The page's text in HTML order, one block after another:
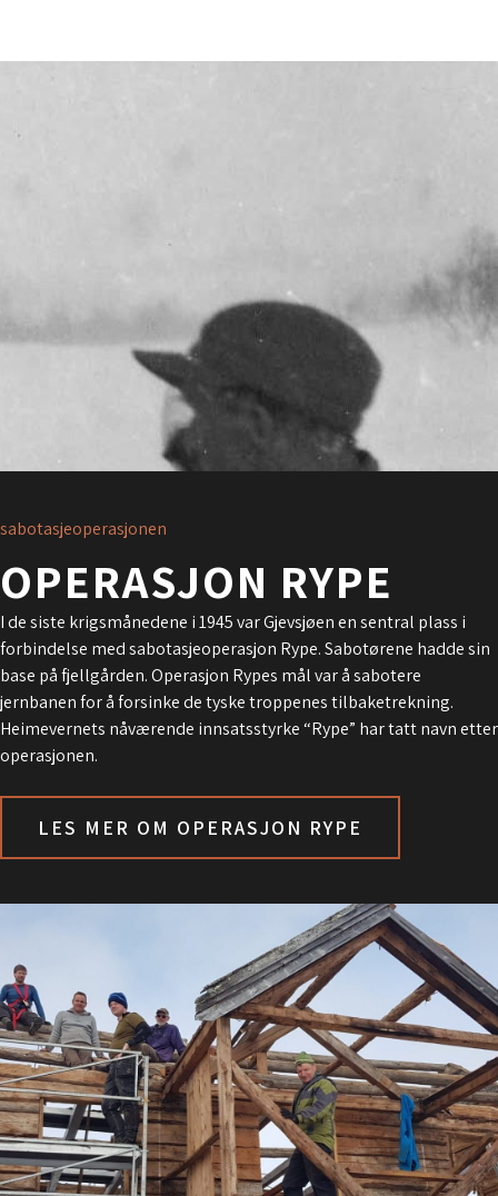
sabotasjeoperasjonen
OPERASJON RYPE
I de siste krigsmånedene i 1945 var Gjevsjøen en sentral plass i
forbindelse med sabotasjeoperasjon Rype. Sabotørene hadde sin
base på fjellgården. Operasjon Rypes mål var å sabotere
jernbanen for å forsinke de tyske troppenes tilbaketrekning.
Heimevernets nåværende innsatsstyrke “Rype” har tatt navn etter
operasjonen.
LES MER OM OPERASJON RYPE